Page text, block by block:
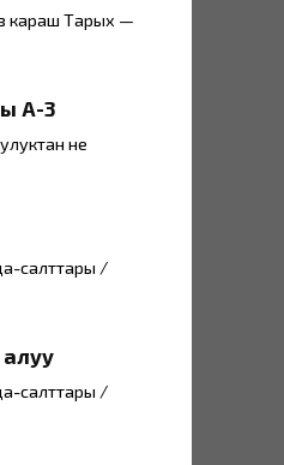
караш Тарых —
А-3
не
салттары /
алуу
салттары /